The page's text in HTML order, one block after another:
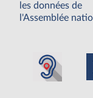
les données de
l'Assemblée